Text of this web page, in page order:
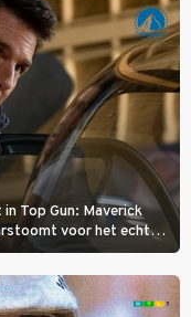
Top Gun: Maverick
voor het echte